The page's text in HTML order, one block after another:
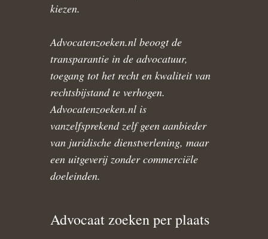
kiezen.
Advocatenzoeken.nl beoogt de
transparantie in de advocatuur,
toegang tot het recht en kwaliteit van
rechtsbijstand te verhogen.
Advocatenzoeken.nl is
vanzelfsprekend zelf geen aanbieder
van juridische dienstverlening, maar
een uitgeverij zonder commerciële
doeleinden.
Advocaat zoeken per plaats